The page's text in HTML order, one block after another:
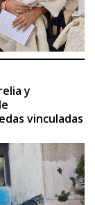
y
vinculadas